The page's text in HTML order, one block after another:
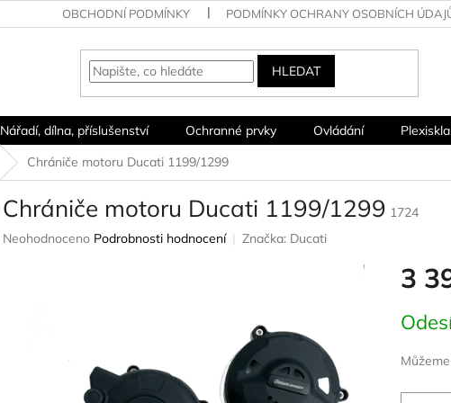
OBCHODNÍ PODMÍNKY PODMÍNKY OCHRANY OSOBNÍCH
HLEDAT
Nářadí, dílna, příslušenství Ochranné prvky Ovládání Plexiskla
Chrániče motoru Ducati 1199/1299
Chrániče motoru Ducati 1199/1299 1724
Průměrné
Neohodnoceno Podrobnosti hodnocení Značka: Ducati
3
cena: